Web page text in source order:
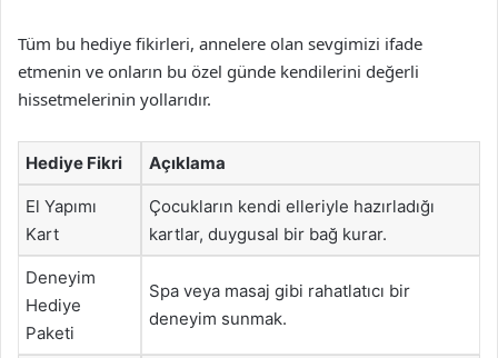
Tüm bu hediye fikirleri, annelere olan sevgimizi ifade
etmenin ve onların bu özel günde kendilerini değerli
hissetmelerinin yollarıdır.
Hediye Fikri Açıklama
El Yapımı
Kart
Çocukların kendi elleriyle hazırladığı
kartlar, duygusal bir bağ kurar.
Deneyim
Hediye
Paketi
Spa veya masaj gibi rahatlatıcı bir
deneyim sunmak.